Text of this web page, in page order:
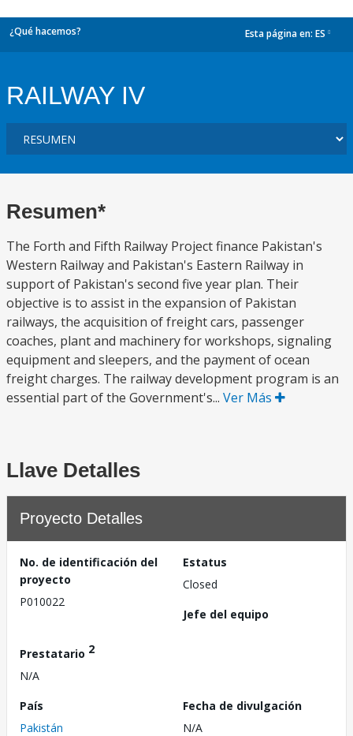
¿Qué hacemos? Esta página en: ES
RAILWAY IV
Resumen*
The Forth and Fifth Railway Project finance Pakistan's
Western Railway and Pakistan's Eastern Railway in
support of Pakistan's second five year plan. Their
objective is to assist in the expansion of Pakistan
railways, the acquisition of freight cars, passenger
coaches, plant and machinery for workshops, signaling
equipment and sleepers, and the payment of ocean
freight charges. The railway development program is an
essential part of the Government's... Ver Más
Llave Detalles
Proyecto Detalles
No. de identificación del
proyecto
P010022
Estatus
Closed
Jefe del equipo
Prestatario 2
N/A
País
Pakistán
Fecha de divulgación
N/A